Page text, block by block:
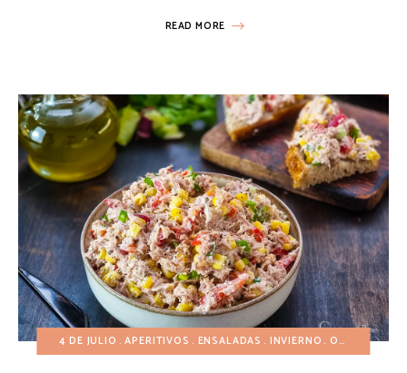
READ MORE
4 DE JULIO APERITIVOS ENSALADAS INVIERNO OTOÑO